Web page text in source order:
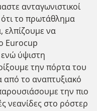
ανταγωνιστικοί
το πρωτάθλημα
ελπίζουμε να
Eurocup
ύψιστη
την πόρτα του
από το αναπτυξιακό
την πιο
νεανίδες στο ρόστερ